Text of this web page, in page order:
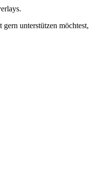
unterstützen möchtest,